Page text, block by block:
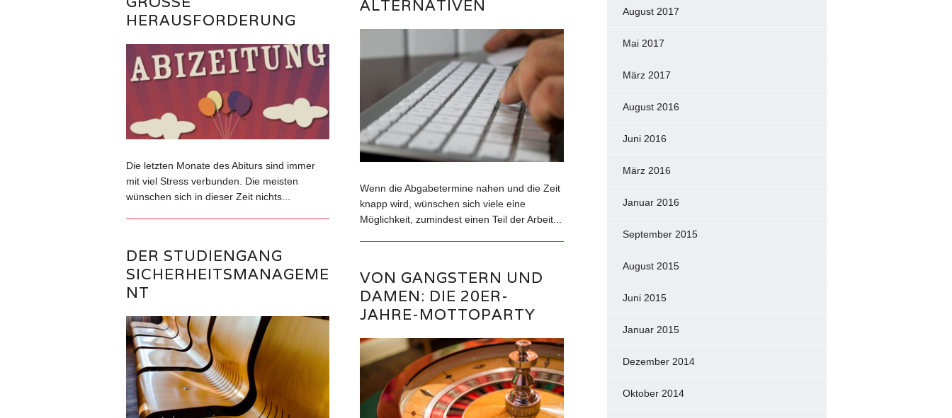
ERAUSFORDERUNG
Die letzten Monate des Abiturs sind immer
mit viel Stress verbunden. Die meisten
wünschen sich in dieser Zeit nichts...
ALTERNATIVEN
Wenn die Abgabetermine nahen und die Zeit
knapp wird, wünschen sich viele eine
Möglichkeit, zumindest einen Teil der Arbeit...
DER STUDIENGANG
SICHERHEITSMANAGEME
NT
VON GANGSTERN UND
DAMEN: DIE 20ER-
JAHRE-MOTTOPARTY
August 2017
Mai 2017
März 2017
August 2016
Juni 2016
März 2016
Januar 2016
September 2015
August 2015
Juni 2015
Januar 2015
Dezember 2014
Oktober 2014